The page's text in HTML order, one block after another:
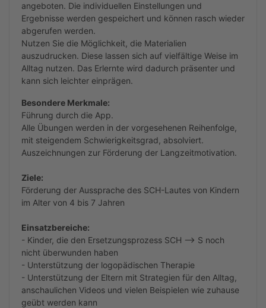
angeboten. Die individuellen Einstellungen und
Ergebnisse werden gespeichert und können rasch wieder
abgerufen werden.
Nutzen Sie die Möglichkeit, die Materialien
auszudrucken. Diese lassen sich auf vielfältige Weise im
Alltag nutzen. Das Erlernte wird dadurch präsenter und
kann sich leichter einprägen.
Besondere Merkmale:
Führung durch die App.
Alle Übungen werden in der vorgesehenen Reihenfolge,
mit steigendem Schwierigkeitsgrad, absolviert.
Auszeichnungen zur Förderung der Langzeitmotivation.
Ziele:
Förderung der Aussprache des SCH-Lautes von Kindern
im Alter von 4 bis 7 Jahren
Einsatzbereiche:
- Kinder, die den Ersetzungsprozess SCH --> S noch
nicht überwunden haben
- Unterstützung der logopädischen Therapie
- Unterstützung der Eltern mit Strategien für den Alltag,
anschaulichen Videos und vielen Beispielen wie zuhause
geübt werden kann